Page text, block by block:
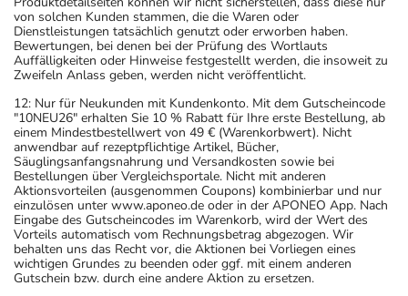
von solchen Kunden stammen, die die Waren oder
Dienstleistungen tatsächlich genutzt oder erworben haben.
Bewertungen, bei denen bei der Prüfung des Wortlauts
Auffälligkeiten oder Hinweise festgestellt werden, die insoweit zu
Zweifeln Anlass geben, werden nicht veröffentlicht.
12: Nur für Neukunden mit Kundenkonto. Mit dem Gutscheincode
"10NEU26" erhalten Sie 10 % Rabatt für Ihre erste Bestellung, ab
einem Mindestbestellwert von 49 € (Warenkorbwert). Nicht
anwendbar auf rezeptpflichtige Artikel, Bücher,
Säuglingsanfangsnahrung und Versandkosten sowie bei
Bestellungen über Vergleichsportale. Nicht mit anderen
Aktionsvorteilen (ausgenommen Coupons) kombinierbar und nur
einzulösen unter www.aponeo.de oder in der APONEO App. Nach
Eingabe des Gutscheincodes im Warenkorb, wird der Wert des
Vorteils automatisch vom Rechnungsbetrag abgezogen. Wir
behalten uns das Recht vor, die Aktionen bei Vorliegen eines
wichtigen Grundes zu beenden oder ggf. mit einem anderen
Gutschein bzw. durch eine andere Aktion zu ersetzen.